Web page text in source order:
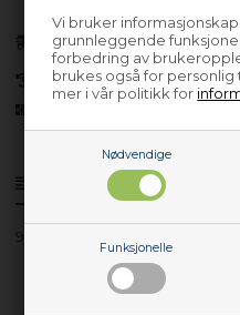
Vi bruker
grunnleggende
forbedring av
brukes også for personlig
mer i vår politikk for
Nødvendige
Funksjonelle
Produktinfo
925693725/04
Forhåndsbestill
(Lev. 4-6 virkedager.Les
30 dagers returrett